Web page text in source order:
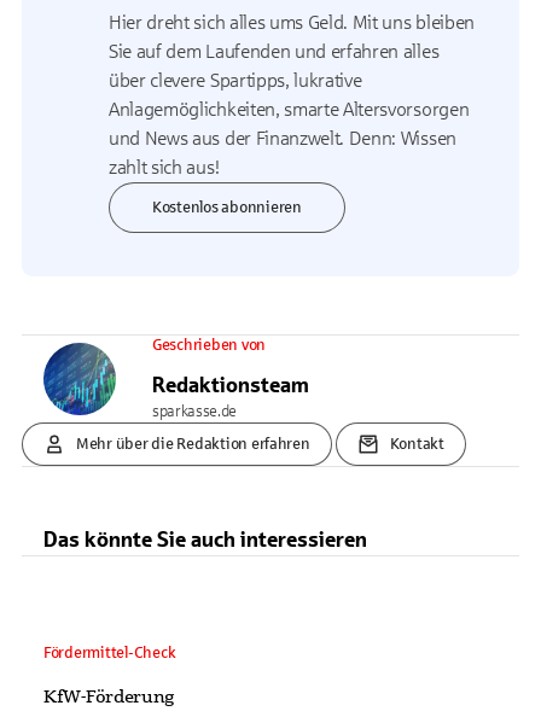
Hier dreht sich alles ums Geld. Mit uns bleiben
Sie auf dem Laufenden und erfahren alles
über clevere Spartipps, lukrative
Anlagemöglichkeiten, smarte Altersvorsorgen
und News aus der Finanzwelt. Denn: Wissen
zahlt sich aus!
Kostenlos abonnieren
Geschrieben von
Redaktionsteam
sparkasse.de
Mehr über die Redaktion erfahren
Kontakt
Das könnte Sie auch interessieren
Fördermittel-Check
KfW-Förderung